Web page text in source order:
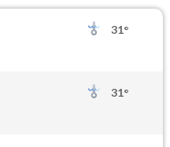
31°
31°